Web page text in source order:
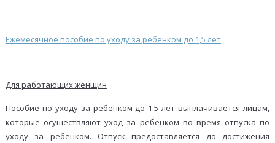
Ежемесячное пособие по уходу за ребенком до 1,5 лет
Для работающих женщин
Пособие по уходу за ребенком до 1.5 лет выплачивается лицам,
которые осуществляют уход за ребенком во время отпуска по
уходу за ребенком. Отпуск предоставляется до достижения